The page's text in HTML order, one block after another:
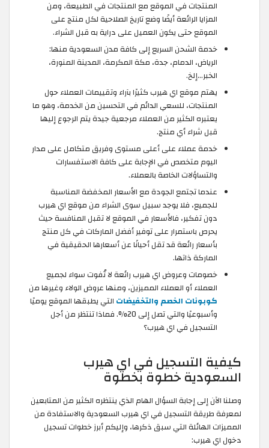
المنتجات في الموقع مع المنتجات في الطبيعة، ومن
المزايا الرائعة أيضًا وضع تاريخ الصلاحية لكل منتج على
الموقع حتى يكون العميل على دراية به قبل الشراء.
خدمة الشحن السريع إلى كافة مدن السعودية منها:
الرياض، الدمام، جدة، مكة المكرمة، المدينة المنورة،
الخبر…إلخ.
يهتم موقع اي هيرب كثيرًا بآراء وتقييمات العملاء حول
المنتجات، للسعي الدائم في التحسين من الخدمة، وهو ما
يعتبره الكثير من العملاء مرجعية جيدة يتم الرجوع إليها
قبل شراء أي منتج.
خدمة عملاء على أعلى مستوى وفريق متكامل على مدار
اليوم متخصص في الإجابة على كافة الاستفسارات
والتساؤلات الخاصة بالعملاء.
عندما تجتمع الجودة مع الأسعار المخفضة المناسبة
للجميع، فلا يوجد سبيل سوى الشراء من موقع اي هيرب
دون تفكير، فالأسعار في الموقع لا تقبل المنافسة حيث
يحرص باستمرار على توفير أفضل الماركات في كل منتج
بأسعار رائعة قد تقل أحيانًا عن أسعارها الحقيقية في
الماركة ذاتها.
خصومات وعروض اي هيرب رائعة لا تُفوت سواء لجميع
العملاء أو العملاء المميزين، ومنها عروض الولاء وغيرها من
كوبونات الخصم والتخفيضات التي يطبقها الموقع يوميًا
وأسبوعيًا والتي تصل إلى 20%. فماذا تنتظر من أجل
التسجيل في اي هيرب؟ ​
كيفية التسجيل في اي هيرب
السعودية خطوة بخطوة
وصلنا الآن إلى إجابة السؤال الهام الذي ينتظره الكثير من المتابعين
لمعرفة طريقة التسجيل في اي هيرب السعودية والاستفادة من
المميزات الهائلة التي سبق ذكرها، وإليكم أبرز خطوات تسجيل
دخول اي هيرب: